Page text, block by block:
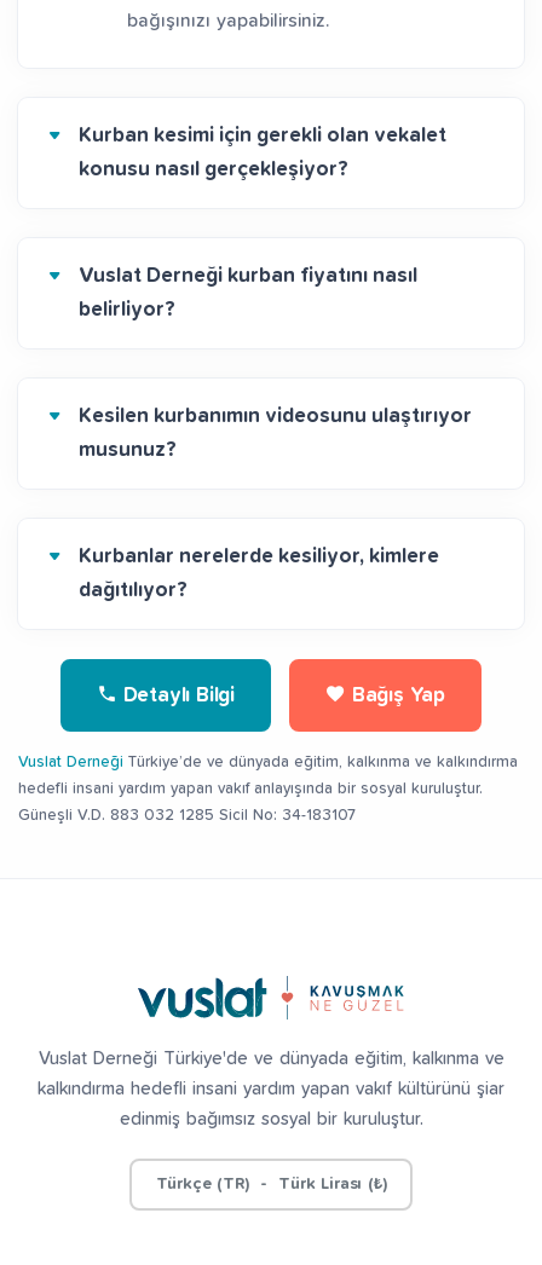
bağışınızı yapabilirsiniz.
Kurban kesimi için gerekli olan vekalet
konusu nasıl gerçekleşiyor?
Vuslat Derneği kurban fiyatını nasıl
belirliyor?
Kesilen kurbanımın videosunu ulaştırıyor
musunuz?
Kurbanlar nerelerde kesiliyor, kimlere
dağıtılıyor?
Detaylı Bilgi Bağış Yap
Vuslat Derneği Türkiye’de ve dünyada eğitim, kalkınma ve kalkındırma
hedefli insani yardım yapan vakıf anlayışında bir sosyal kuruluştur.
Güneşli V.D. 883 032 1285 Sicil No: 34-183107
Vuslat Derneği Türkiye'de ve dünyada eğitim, kalkınma ve
kalkındırma hedefli insani yardım yapan vakıf kültürünü şiar
edinmiş bağımsız sosyal bir kuruluştur.
Türkçe (TR) - Türk Lirası (₺)